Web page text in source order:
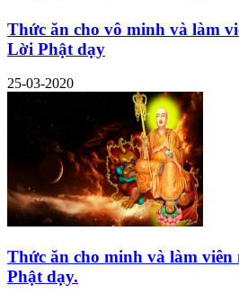
Thức ăn cho vô minh và làm
Lời Phật dạy
25-03-2020
Thức ăn cho minh và làm
Phật dạy.